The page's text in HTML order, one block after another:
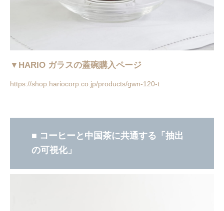
▼HARIO ガラスの蓋碗購入ページ
https://shop.hariocorp.co.jp/products/gwn-120-t
■ コーヒーと中国茶に共通する「抽出
の可視化」